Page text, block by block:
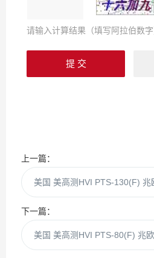
请输入计算结果（填写阿拉伯数
上一篇：
美国 美高测HVI PTS-130(F) 兆
下一篇：
美国 美高测HVI PTS-80(F) 兆